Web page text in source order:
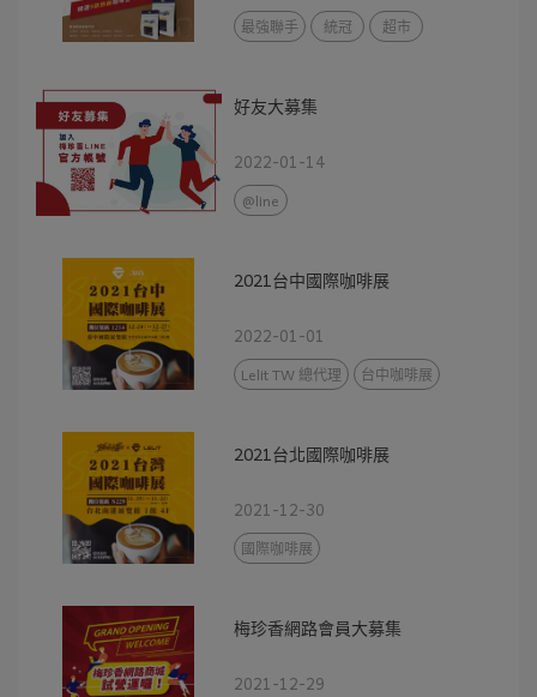
最強聯手 統冠 超市
好友大募集
2022-01-14
@line
2021台中國際咖啡展
2022-01-01
Lelit TW 總代理 台中咖啡展
2021台北國際咖啡展
2021-12-30
國際咖啡展
梅珍香網路會員大募集
2021-12-29